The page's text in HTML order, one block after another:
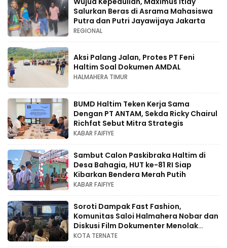
Salurkan Beras di Asrama Mahasiswa
Putra dan Putri Jayawijaya Jakarta
REGIONAL
Aksi Palang Jalan, Protes PT Feni
Haltim Soal Dokumen AMDAL
HALMAHERA TIMUR
BUMD Haltim Teken Kerja Sama
Dengan PT ANTAM, Sekda Ricky Chairul
Richfat Sebut Mitra Strategis
KABAR FAIFIYE
Sambut Calon Paskibraka Haltim di
Desa Bahagia, HUT ke-81 RI Siap
Kibarkan Bendera Merah Putih
KABAR FAIFIYE
Soroti Dampak Fast Fashion,
Komunitas Saloi Halmahera Nobar dan
Diskusi Film Dokumenter Menolak
Punah
KOTA TERNATE